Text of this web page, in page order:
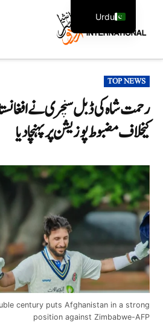
POSTED
IN
TOP NEWS
رحمت شاہ کی ڈبل سنچری نے
کیخلاف مضبوط پوزیشن پر پہنچا دیا
century puts Afghanistan in a strong
position against Zimbabwe-AFP
Urdu
English